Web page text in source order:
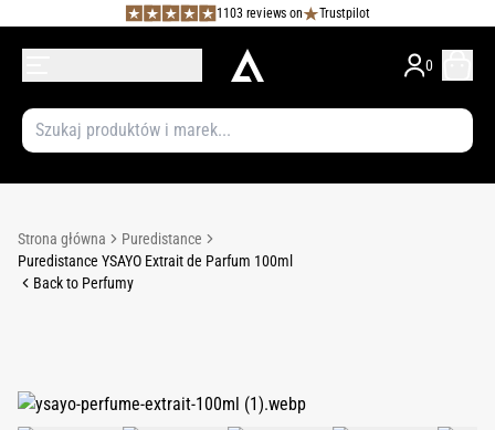
1103 reviews on Trustpilot
0
Strona główna
Puredistance
Puredistance YSAYO Extrait de Parfum 100ml
Back to Perfumy